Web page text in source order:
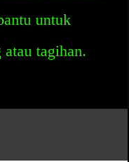
untuk
tagihan.